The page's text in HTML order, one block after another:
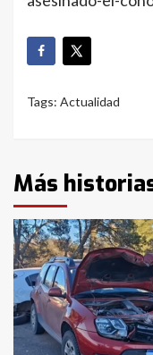
Tags: Actualidad
Más